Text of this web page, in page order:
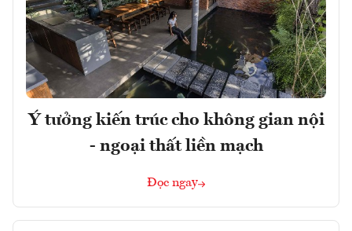
Ý tưởng kiến trúc cho không gian nội
- ngoại thất liền mạch
Đọc ngay